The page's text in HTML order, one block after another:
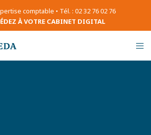
comptable • Tél. : 02 32 76 02 76
À VOTRE CABINET DIGITAL